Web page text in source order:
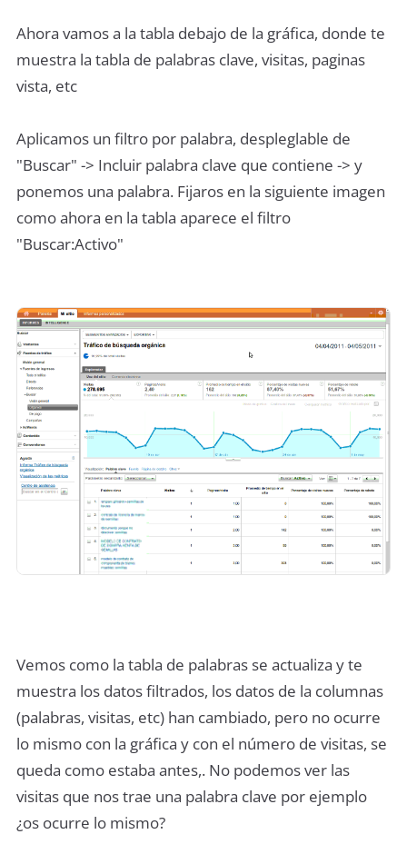
Ahora vamos a la tabla debajo de la gráfica, donde te
muestra la tabla de palabras clave, visitas, paginas
vista, etc
Aplicamos un filtro por palabra, despleglable de
"Buscar" -> Incluir palabra clave que contiene -> y
ponemos una palabra. Fijaros en la siguiente imagen
como ahora en la tabla aparece el filtro
"Buscar:Activo"
Vemos como la tabla de palabras se actualiza y te
muestra los datos filtrados, los datos de la columnas
(palabras, visitas, etc) han cambiado, pero no ocurre
lo mismo con la gráfica y con el número de visitas, se
queda como estaba antes,. No podemos ver las
visitas que nos trae una palabra clave por ejemplo
¿os ocurre lo mismo?